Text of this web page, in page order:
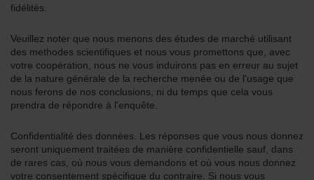
fidélités.
Veuillez noter que nous menons des études de marché utilisant
des methodes scientifiques et nous vous promettons que, avec
votre coopération, nous ne vous induirons pas en erreur au sujet
de la nature générale de la recherche menée ou de l'usage que
nous ferons de nos conclusions, ni du temps que cela vous
prendra de répondre à l'enquête.
Confidentialité des données. Les réponses que vous nous donnez
seront uniquement traitées de manière confidentielle sauf, dans
de rares cas, où nous vous demandons et où vous nous donnez
votre consentement spécifique du contraire. Si nous vous